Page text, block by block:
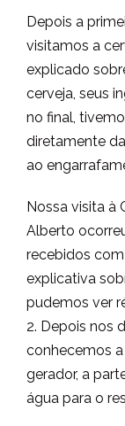
Depois a
visitamos a
explicado
cerveja, seus
no final,
diretamente
ao
Nossa visita à
Alberto
recebidos
explicativa
pudemos ver
2. Depois nos
conhecemos
gerador, a
água para o